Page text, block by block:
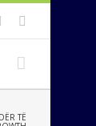
TË